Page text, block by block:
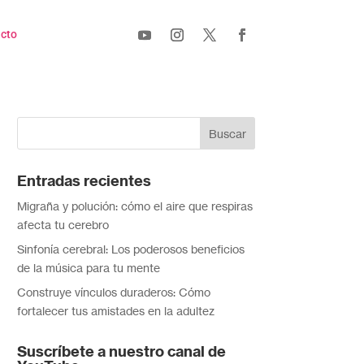
Entradas recientes
Migraña y polución: cómo el aire que respiras
afecta tu cerebro
Sinfonía cerebral: Los poderosos beneficios
de la música para tu mente
Construye vínculos duraderos: Cómo
fortalecer tus amistades en la adultez
Suscríbete a nuestro canal de